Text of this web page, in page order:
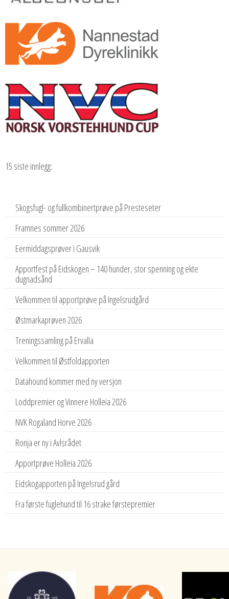
15 siste innlegg:
Skogsfugl- og fullkombinertprøve på Presteseter
Framnes sommer 2026
Eermiddagsprøver i Gausvik
Apportfest på Eidskogen – 140 hunder, stor spenning og ekte
dugnadsånd
Velkommen til apportprøve på Ingelsrudgård
Østmarkaprøven 2026
Treningssamling på Ervalla
Velkommen til Østfoldapporten
Datahound kommer med ny versjon
Loddpremier og Vinnere Holleia 2026
NVK Rogaland Horve 2026
Ronja er ny i Avlsrådet
Apportprøve Holleia 2026
Eidskogapporten på Ingelsrud gård
Fra første fuglehund til 16 strake førstepremier